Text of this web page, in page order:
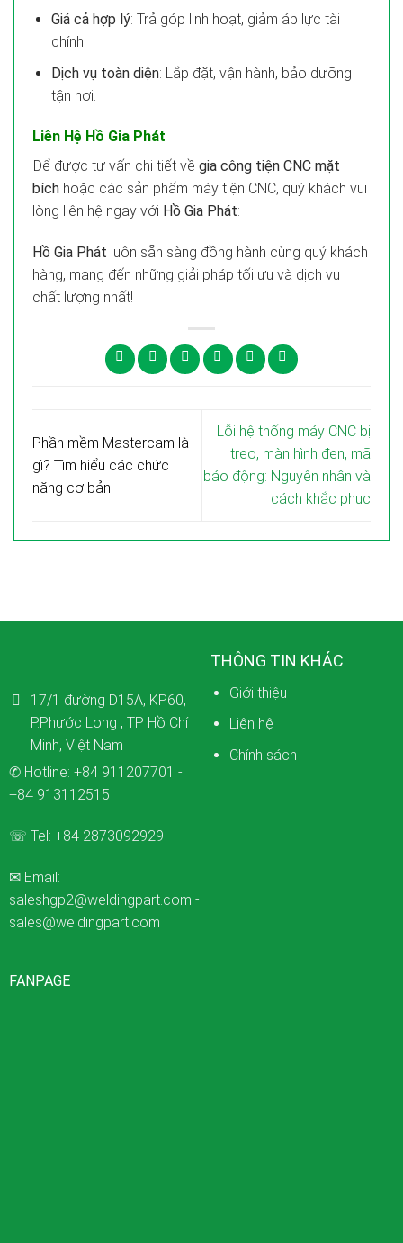
Giá cả hợp lý: Trả góp linh hoạt, giảm áp lực tài
chính.
Dịch vụ toàn diện: Lắp đặt, vận hành, bảo dưỡng
tận nơi.
Liên Hệ Hồ Gia Phát
Để được tư vấn chi tiết về gia công tiện CNC mặt
bích hoặc các sản phẩm máy tiện CNC, quý khách vui
lòng liên hệ ngay với Hồ Gia Phát:
Hồ Gia Phát luôn sẵn sàng đồng hành cùng quý khách
hàng, mang đến những giải pháp tối ưu và dịch vụ
chất lượng nhất!
Phần mềm Mastercam là
gì? Tìm hiểu các chức
năng cơ bản
Lỗi hệ thống máy CNC bị
treo, màn hình đen, mã
báo động: Nguyên nhân và
cách khắc phục
17/1 đường D15A, KP60,
P.Phước Long , TP Hồ Chí
Minh, Việt Nam
✆ Hotline: +84 911207701 -
+84 913112515
☏ Tel: +84 2873092929
✉ Email:
saleshgp2@weldingpart.com -
sales@weldingpart.com
THÔNG TIN KHÁC
Giới thiệu
Liên hệ
Chính sách
FANPAGE